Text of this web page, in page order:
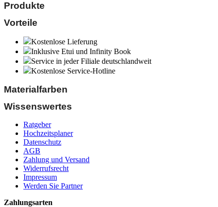
Produkte
Vorteile
Kostenlose Lieferung
Inklusive Etui und Infinity Book
Service in jeder Filiale deutschlandweit
Kostenlose Service-Hotline
Materialfarben
Wissenswertes
Ratgeber
Hochzeitsplaner
Datenschutz
AGB
Zahlung und Versand
Widerrufsrecht
Impressum
Werden Sie Partner
Zahlungsarten